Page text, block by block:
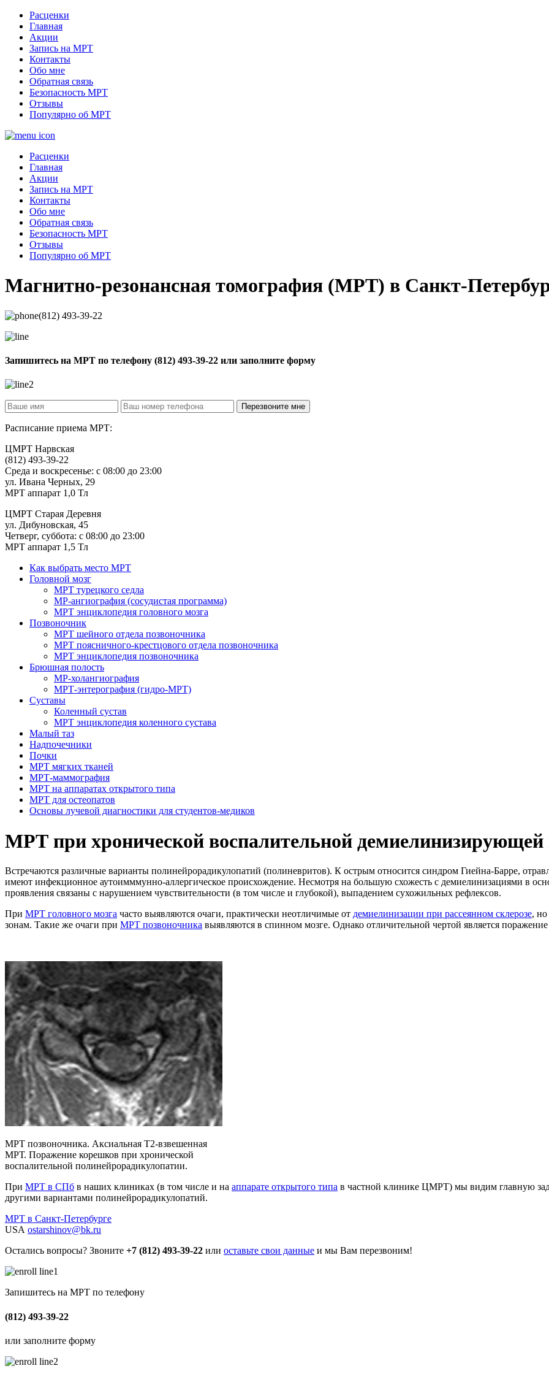
Расценки
Главная
Акции
Запись на МРТ
Контакты
Обо мне
Обратная связь
Безопасность МРТ
Отзывы
Популярно об МРТ
Расценки
Главная
Акции
Запись на МРТ
Контакты
Обо мне
Обратная связь
Безопасность МРТ
Отзывы
Популярно об МРТ
Магнитно-резонансная томография (МРТ) в Санкт-
(812) 493-39-22
Запишитесь на МРТ по телефону (812) 493-39-22 или заполните форму
Расписание приема МРТ:
ЦМРТ Нарвская
(812) 493-39-22
Среда и воскресенье: с 08:00 до 23:00
ул. Ивана Черных, 29
МРТ аппарат 1,0 Тл
ЦМРТ Старая Деревня
ул. Дибуновская, 45
Четверг, суббота: с 08:00 до 23:00
МРТ аппарат 1,5 Тл
Как выбрать место МРТ
Головной мозг
МРТ турецкого седла
МР-ангиография (сосудистая программа)
МРТ энциклопедия головного мозга
Позвоночник
МРТ шейного отдела позвоночника
МРТ поясничного-крестцового отдела позвоночника
МРТ энциклопедия позвоночника
Брюшная полость
МР-холангиография
МРТ-энтерография (гидро-МРТ)
Суставы
Коленный сустав
МРТ энциклопедия коленного сустава
Малый таз
Надпочечники
Почки
МРТ мягких тканей
МРТ-маммография
МРТ на аппаратах открытого типа
МРТ для остеопатов
Основы лучевой диагностики для студентов-медиков
МРТ при хронической воспалительной демиелинизирующей
Встречаются различные варианты полинейрорадикулопатий (полиневритов). К острым относится синдром Гиейна-Барре,
имеют инфекционное аутоимммунно-аллергическое происхождение. Несмотря на большую схожесть с демиелинизациями в
проявления связаны с нарушением чувствительности (в том числе и глубокой), выпадением сухожильных рефлексов.
При МРТ головного мозга часто выявляются очаги, практически неотличимые от демиелинизации при рассеянном склерозе,
зонам. Такие же очаги при МРТ позвоночника выявляются в спинном мозге. Однако отличительной чертой является
МРТ позвоночника. Аксиальная Т2-взвешенная
МРТ. Поражение корешков при хронической
воспалительной полинейрорадикулопатии.
При МРТ в СПб в наших клиниках (в том числе и на аппарате открытого типа в частной клинике ЦМРТ) мы видим главную
другими вариантами полинейрорадикулопатий.
МРТ в Санкт-Петербурге
USA ostarshinov@bk.ru
Остались вопросы? Звоните +7 (812) 493-39-22 или оставьте свои данные и мы Вам перезвоним!
Запишитесь на МРТ по телефону
(812) 493-39-22
или заполните форму